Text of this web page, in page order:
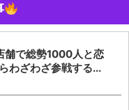
舗で総勢1000人と恋
わざわざ参戦する...